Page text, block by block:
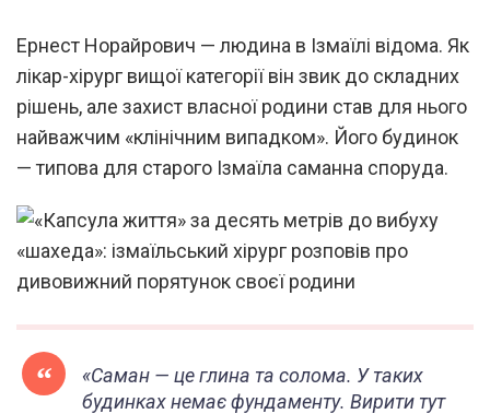
Ернест Норайрович — людина в Ізмаїлі відома. Як
лікар-хірург вищої категорії він звик до складних
рішень, але захист власної родини став для нього
найважчим «клінічним випадком». Його будинок
— типова для старого Ізмаїла саманна споруда.
«Саман — це глина та солома. У таких
будинках немає фундаменту. Вирити тут